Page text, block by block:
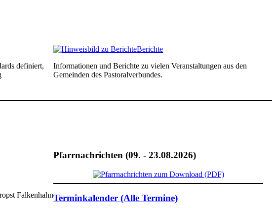
definiert,
Berichte
Informationen und Berichte zu vielen Veranstaltungen aus den
Gemeinden des Pastoralverbundes.
Pfarrnachrichten (09. - 23.08.2026)
Terminkalender (Alle Termine)